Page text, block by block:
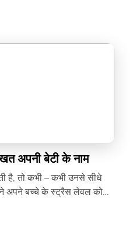
अपनी बेटी के नाम
उनसे सीधे
ने अपने बच्चे के स्ट्रैस लेवल को
एक लैटर के ज़रिये कही, पढ़िये